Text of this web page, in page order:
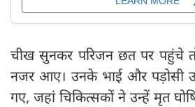
चीख सुनकर परिजन छत पर पहुंचे तो
नजर आए। उनके भाई और पड़ोसी
गए, जहां चिकित्सकों ने उन्हें मृत